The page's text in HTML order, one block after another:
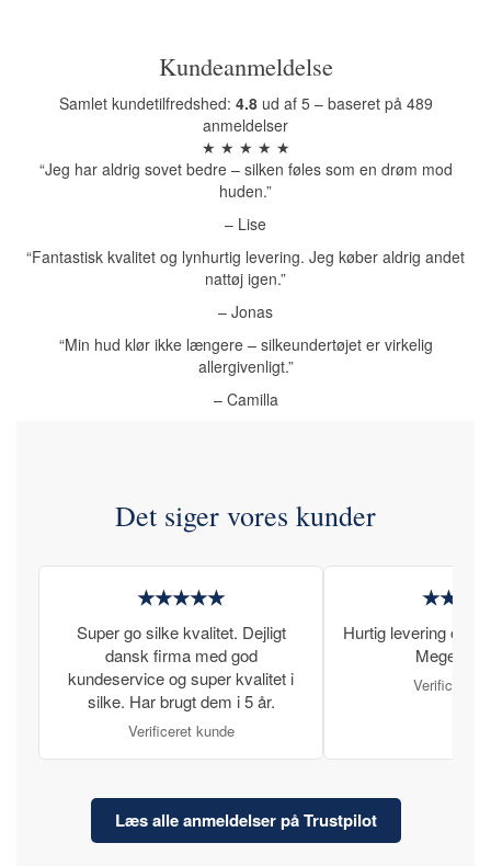
Kundeanmeldelse
Samlet kundetilfredshed: 4.8ud af 5 – baseret på 489
anmeldelser
★ ★ ★ ★ ★
“Jeg har aldrig sovet bedre – silken føles som en drøm mod
huden.”
– Lise
“Fantastisk kvalitet og lynhurtig levering. Jeg køber aldrig andet
nattøj igen.”
– Jonas
“Min hud klør ikke længere – silkeundertøjet er virkelig
allergivenligt.”
– Camilla
Det siger vores kunder
★★★★★
Super go silke kvalitet. Dejligt
dansk firma med god
kundeservice og super kvalitet i
silke. Har brugt dem i 5 år.
Verificeret kunde
Hurtig levering og
Meget
Verificeret
Læs alle anmeldelser på Trustpilot